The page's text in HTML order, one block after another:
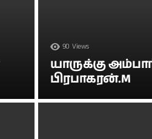
90 Views
யாருக்கு
பிரபாகரன்.M